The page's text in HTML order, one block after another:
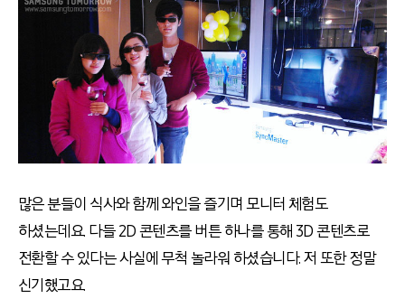
많은 분들이 식사와 함께 와인을 즐기며 모니터 체험도
하셨는데요. 다들 2D 콘텐츠를 버튼 하나를 통해 3D 콘텐츠로
전환할 수 있다는 사실에 무척 놀라워 하셨습니다. 저 또한 정말
신기했고요.